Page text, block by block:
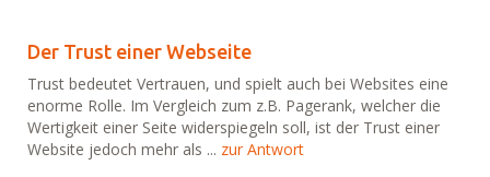
Der Trust einer Webseite
Trust bedeutet Vertrauen, und spielt auch bei Websites eine
enorme Rolle. Im Vergleich zum z.B. Pagerank, welcher die
Wertigkeit einer Seite widerspiegeln soll, ist der Trust einer
Website jedoch mehr als ... zur Antwort